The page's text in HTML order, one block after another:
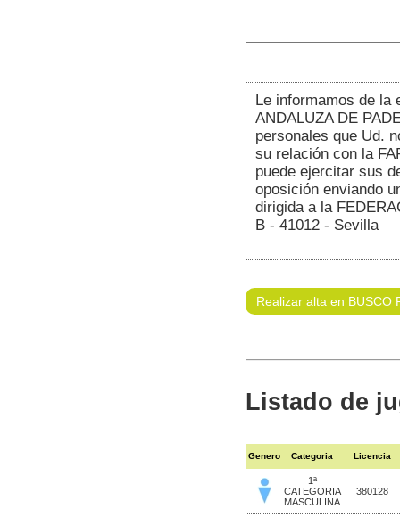
Le informamos de la
ANDALUZA DE
personales que Ud.
su relación con la
puede ejercitar sus
oposición enviando
dirigida a la
B - 41012 - Sevilla
Realizar alta en BUSCO
Listado de
Genero Categoria Licencia
1ª
CATEGORIA
MASCULINA
380128